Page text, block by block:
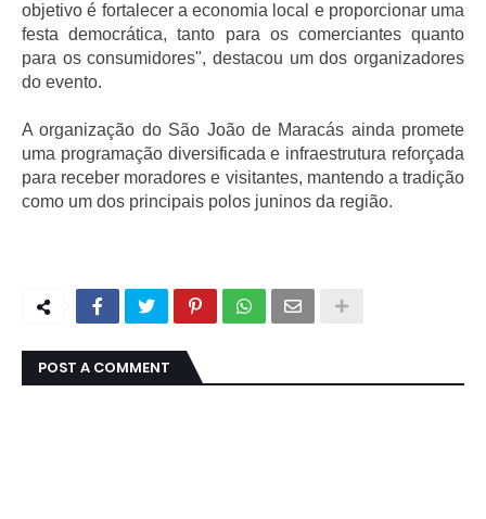
objetivo é fortalecer a economia local e proporcionar uma
festa democrática, tanto para os comerciantes quanto
para os consumidores", destacou um dos organizadores
do evento.
A organização do São João de Maracás ainda promete
uma programação diversificada e infraestrutura reforçada
para receber moradores e visitantes, mantendo a tradição
como um dos principais polos juninos da região.
POST A COMMENT